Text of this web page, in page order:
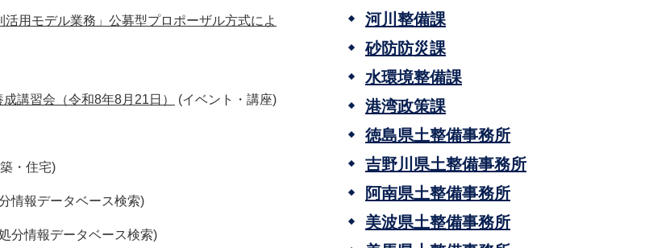
用モデル業務」公募型プロポーザル方式によ
講習会（令和8年8月21日） (イベント・講座)
・住宅)
情報データベース検索)
分情報データベース検索)
河川整備課
砂防防災課
水環境整備課
港湾政策課
徳島県土整備事務所
吉野川県土整備事務所
阿南県土整備事務所
美波県土整備事務所